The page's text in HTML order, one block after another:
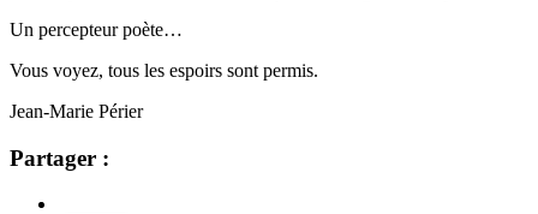
Un percepteur poète…
Vous voyez, tous les espoirs sont permis.
Jean-Marie Périer
Partager :